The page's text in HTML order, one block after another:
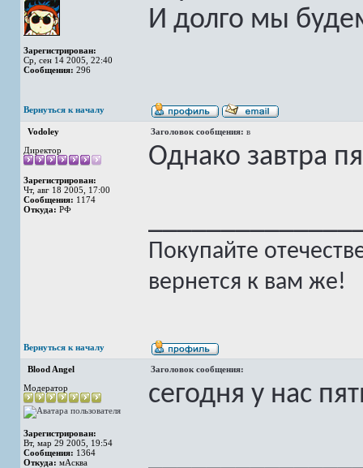
Зарегистрирован:
Ср, сен 14 2005, 22:40
Сообщения: 296
И долго мы
Вернуться к началу
Vodoley Заголовок сообщения: в
Директор
Зарегистрирован:
Чт, авг 18 2005, 17:00
Сообщения: 1174
Откуда: РФ
Однако завтра
Покупайте
вернется к вам же!
Вернуться к началу
Blood Angel
Заголовок сообщения:
Модератор
Зарегистрирован:
Вт, мар 29 2005, 19:54
Сообщения: 1364
Откуда: мАсква
сегодня у нас